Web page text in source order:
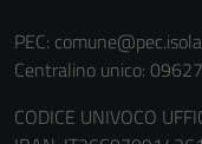
PEC:
Centralino unico:
CODICE UNIVOCO